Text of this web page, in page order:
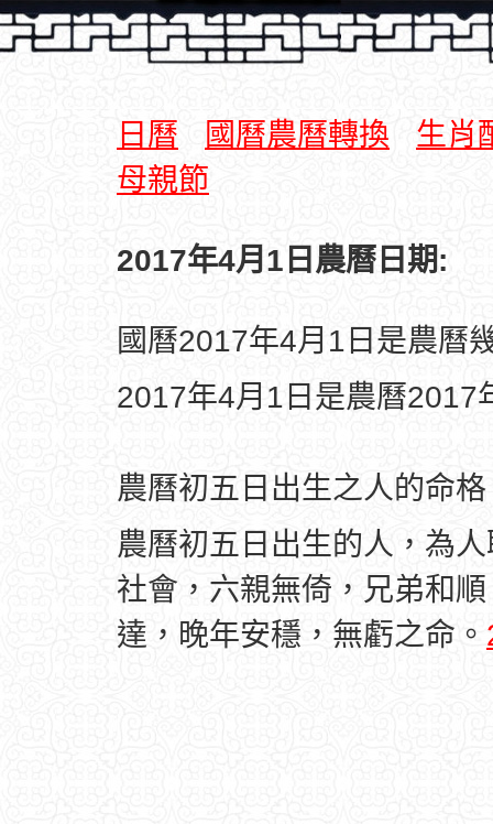
日曆 國曆農曆轉換
生肖
母親節
2017年4月1日農曆日期:
國曆2017年4月1日是農曆
2017年4月1日是農曆2017
農曆初五日出生之人的命
農曆初五日出生的人，為
社會，六親無倚，兄弟和
達，晚年安穩，無虧之命。